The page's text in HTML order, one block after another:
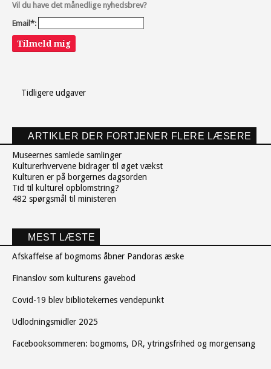
Vil du have det månedlige nyhedsbrev?
Email*:
Tilmeld mig
Tidligere udgaver
ARTIKLER DER FORTJENER FLERE LÆSERE
Museernes samlede samlinger
Kulturerhvervene bidrager til øget vækst
Kulturen er på borgernes dagsorden
Tid til kulturel opblomstring?
482 spørgsmål til ministeren
MEST LÆSTE
Afskaffelse af bogmoms åbner Pandoras æske
Finanslov som kulturens gavebod
Covid-19 blev bibliotekernes vendepunkt
Udlodningsmidler 2025
Facebooksommeren: bogmoms, DR, ytringsfrihed og morgensang